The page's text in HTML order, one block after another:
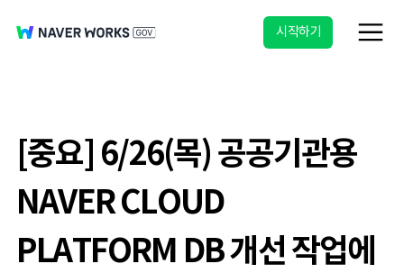
시작하기
[중요] 6/26(목) 공공기관용
NAVER CLOUD
PLATFORM DB 개선 작업에